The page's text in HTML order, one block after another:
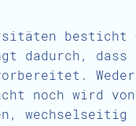
besticht
dadurch,
noch wird
wechselseitig